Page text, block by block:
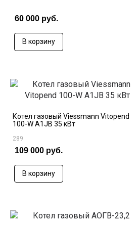
60 000 руб.
В корзину
Котел газовый Viessmann Vitopend
100-W A1JB 35 кВт
289
109 000 руб.
В корзину